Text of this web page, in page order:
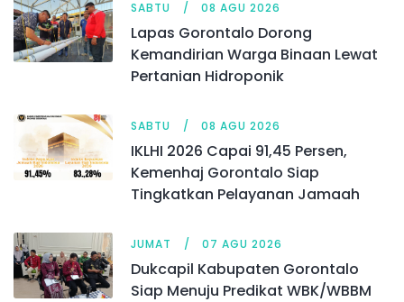
SABTU 08 AGU 2026
Lapas Gorontalo Dorong
Kemandirian Warga Binaan Lewat
Pertanian Hidroponik
SABTU 08 AGU 2026
IKLHI 2026 Capai 91,45 Persen,
Kemenhaj Gorontalo Siap
Tingkatkan Pelayanan Jamaah
JUMAT 07 AGU 2026
Dukcapil Kabupaten Gorontalo
Siap Menuju Predikat WBK/WBBM